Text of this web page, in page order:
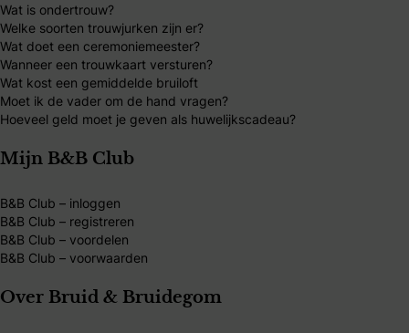
Wat is ondertrouw?
Welke soorten trouwjurken zijn er?
Wat doet een ceremoniemeester?
Wanneer een trouwkaart versturen?
Wat kost een gemiddelde bruiloft
Moet ik de vader om de hand vragen?
Hoeveel geld moet je geven als huwelijkscadeau?
Mijn B&B Club
B&B Club – inloggen
B&B Club – registreren
B&B Club – voordelen
B&B Club – voorwaarden
Over Bruid & Bruidegom